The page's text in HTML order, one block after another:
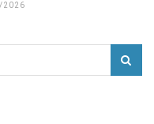
2026